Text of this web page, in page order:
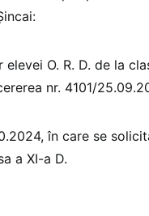
O. R. D. de la
nr. 4101/
în care se
a XI-a D.